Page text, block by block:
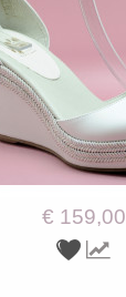
€ 159,00